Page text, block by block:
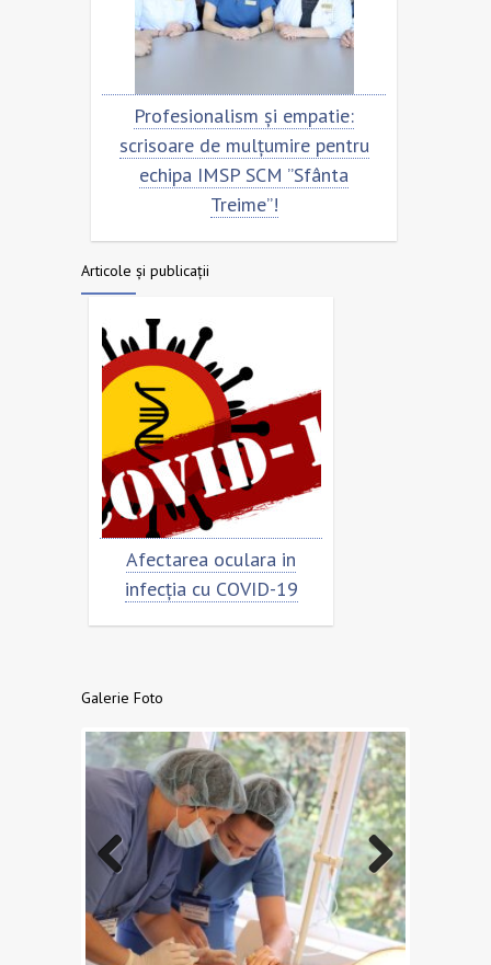
și empatie:
de mulțumire pentru
IMSP SCM ”Sfânta
Scrisoare de mulțumire
echipa SCM ”Sfânta
Articole și publicații
oculara in
cu COVID-19
Cât de „încoronat” este
Galerie Foto
Previo
us
Next